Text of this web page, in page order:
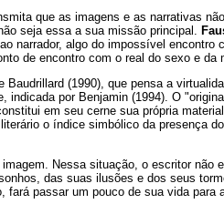
que as imagens e as narrativas
seja essa a sua missão principal.
narrador, algo do impossível
de encontro com o real do sexo e da
Baudrillard (1990), que pensa a
indicada por Benjamin (1994). O
em seu cerne sua própria
o índice simbólico da presença
Nessa situação, o escritor não
das suas ilusões e dos seus
fará passar um pouco de sua vida para